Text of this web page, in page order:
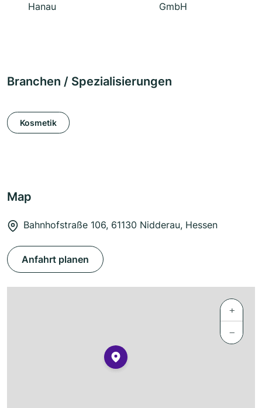
Hanau
GmbH
Branchen / Spezialisierungen
Kosmetik
Map
Bahnhofstraße 106, 61130 Nidderau, Hessen
Anfahrt planen
+
−